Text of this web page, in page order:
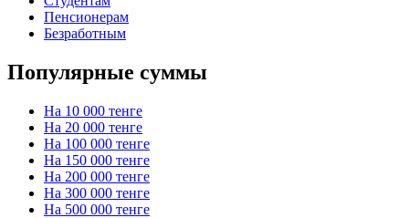
Пенсионерам
Безработным
Популярные суммы
На 10 000 тенге
На 20 000 тенге
На 100 000 тенге
На 150 000 тенге
На 200 000 тенге
На 300 000 тенге
На 500 000 тенге